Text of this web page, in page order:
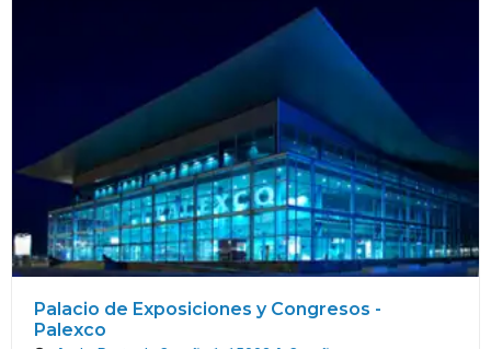
Palacio de Exposiciones y Congresos -
Palexco